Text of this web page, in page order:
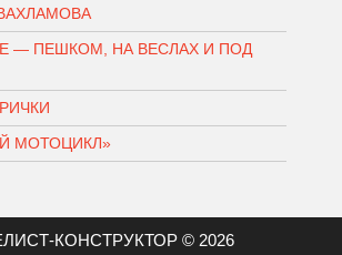
— ПЕШКОМ, НА ВЕСЛАХ И ПОД
МОТОЦИКЛ»
КОНСТРУКТОР © 2026